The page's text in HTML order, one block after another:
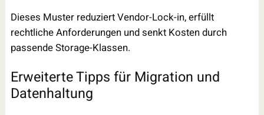
Dieses Muster reduziert Vendor-Lock-in, erfüllt
rechtliche Anforderungen und senkt Kosten durch
passende Storage-Klassen.
Erweiterte Tipps für Migration und
Datenhaltung